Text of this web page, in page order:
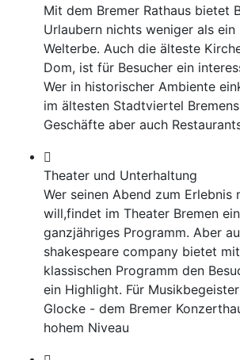
Mit dem Bremer Rathaus bietet
Urlaubern nichts weniger als ein
Welterbe. Auch die älteste
Dom, ist für Besucher ein
Wer in historischer Ambiente
im ältesten Stadtviertel
Geschäfte aber auch
Theater und Unterhaltung
Wer seinen Abend zum Erlebnis
will,findet im Theater Bremen
ganzjähriges Programm. Aber
shakespeare company bietet
klassischen Programm den
ein Highlight. Für
Glocke - dem Bremer
hohem Niveau